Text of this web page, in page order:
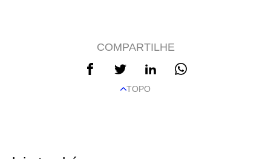
COMPARTILHE
TOPO